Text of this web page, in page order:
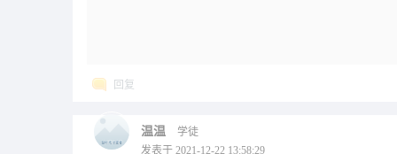
回复
温温
学徒
发表于 2021-12-22 13:58:29